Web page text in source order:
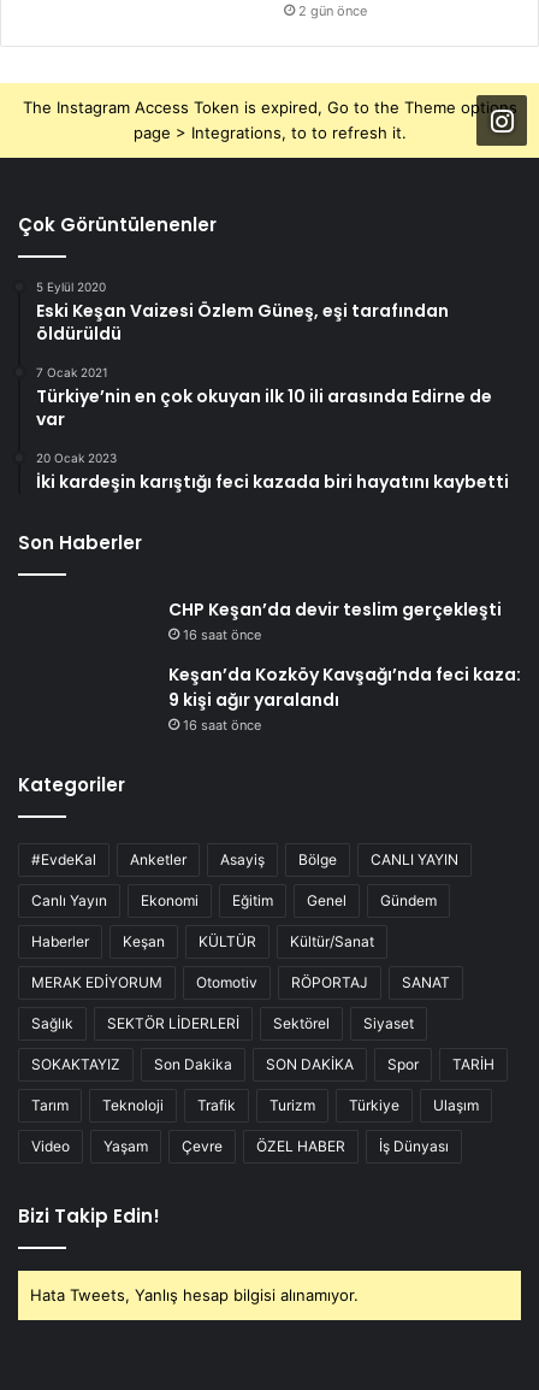
2 gün önce
The Instagram Access Token is expired, Go to the Theme options
page > Integrations, to to refresh it.
Çok Görüntülenenler
5 Eylül 2020
Eski Keşan Vaizesi Özlem Güneş, eşi tarafından
öldürüldü
7 Ocak 2021
Türkiye’nin en çok okuyan ilk 10 ili arasında Edirne de
var
20 Ocak 2023
İki kardeşin karıştığı feci kazada biri hayatını kaybetti
Son Haberler
CHP Keşan’da devir teslim gerçekleşti
16 saat önce
Keşan’da Kozköy Kavşağı’nda feci kaza:
9 kişi ağır yaralandı
16 saat önce
Kategoriler
#EvdeKal Anketler Asayiş Bölge CANLI YAYIN
Canlı Yayın Ekonomi Eğitim Genel Gündem
Haberler Keşan KÜLTÜR Kültür/Sanat
MERAK EDİYORUM Otomotiv RÖPORTAJ SANAT
Sağlık SEKTÖR LİDERLERİ Sektörel Siyaset
SOKAKTAYIZ Son Dakika SON DAKİKA Spor TARİH
Tarım Teknoloji Trafik Turizm Türkiye Ulaşım
Video Yaşam Çevre ÖZEL HABER İş Dünyası
Bizi Takip Edin!
Hata Tweets, Yanlış hesap bilgisi alınamıyor.